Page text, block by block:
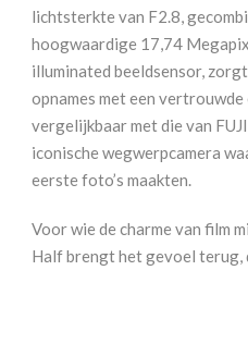
lichtsterkte van F2.8,
hoogwaardige 17,74
illuminated beeldsensor,
opnames met een
vergelijkbaar met die van
iconische wegwerpcamera
eerste foto’s maakten.
Voor wie de charme van film
Half brengt het gevoel